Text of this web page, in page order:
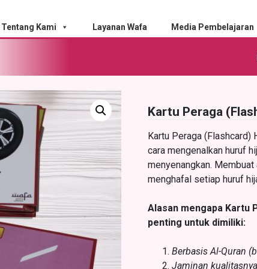
Tentang Kami Layanan Wafa Media Pembelajaran
Kartu Peraga
Kartu Peraga (Flashcard)
cara mengenalkan huruf
menyenangkan.
menghafal setiap huruf
Alasan mengapa Kartu
penting untuk dimiliki:
Berbasis Al-Quran
Jaminan